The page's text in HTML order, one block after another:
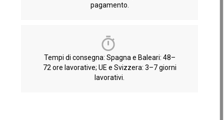
pagamento.
Tempi di consegna: Spagna e Baleari: 48–
72 ore lavorative; UE e Svizzera: 3–7 giorni
lavorativi.